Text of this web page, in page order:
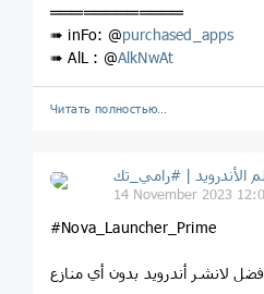
════════════
➠ inFo: @purchased_apps
➠ AlL : @AlkNwAt
Читать полностью…
14 November 2023
#Nova_Launcher_Prime